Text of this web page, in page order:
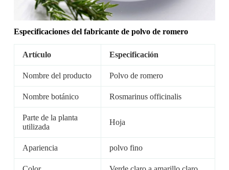
Especificaciones del fabricante de polvo de romero
Artículo Especificación
Nombre del producto Polvo de romero
Nombre botánico Rosmarinus officinalis
Parte de la planta
utilizada
Hoja
Apariencia polvo fino